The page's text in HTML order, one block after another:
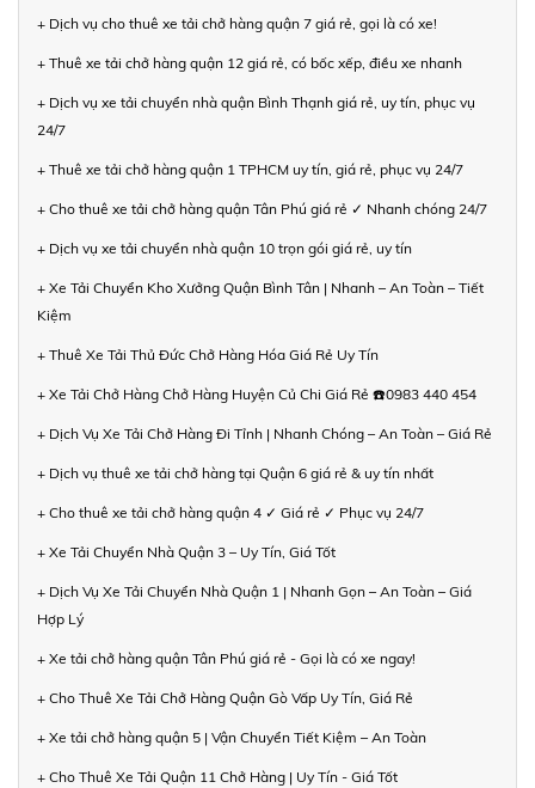
+ Dịch vụ cho thuê xe tải chở hàng quận 7 giá rẻ, gọi là có xe!
+ Thuê xe tải chở hàng quận 12 giá rẻ, có bốc xếp, điều xe nhanh
+ Dịch vụ xe tải chuyển nhà quận Bình Thạnh giá rẻ, uy tín, phục vụ
24/7
+ Thuê xe tải chở hàng quận 1 TPHCM uy tín, giá rẻ, phục vụ 24/7
+ Cho thuê xe tải chở hàng quận Tân Phú giá rẻ ✓ Nhanh chóng 24/7
+ Dịch vụ xe tải chuyển nhà quận 10 trọn gói giá rẻ, uy tín
+ Xe Tải Chuyển Kho Xưởng Quận Bình Tân | Nhanh – An Toàn – Tiết
Kiệm
+ Thuê Xe Tải Thủ Đức Chở Hàng Hóa Giá Rẻ Uy Tín
+ Xe Tải Chở Hàng Chở Hàng Huyện Củ Chi Giá Rẻ ☎️0983 440 454
+ Dịch Vụ Xe Tải Chở Hàng Đi Tỉnh | Nhanh Chóng – An Toàn – Giá Rẻ
+ Dịch vụ thuê xe tải chở hàng tại Quận 6 giá rẻ & uy tín nhất
+ Cho thuê xe tải chở hàng quận 4 ✓ Giá rẻ ✓ Phục vụ 24/7
+ Xe Tải Chuyển Nhà Quận 3 – Uy Tín, Giá Tốt
+ Dịch Vụ Xe Tải Chuyển Nhà Quận 1 | Nhanh Gọn – An Toàn – Giá
Hợp Lý
+ Xe tải chở hàng quận Tân Phú giá rẻ - Gọi là có xe ngay!
+ Cho Thuê Xe Tải Chở Hàng Quận Gò Vấp Uy Tín, Giá Rẻ
+ Xe tải chở hàng quận 5 | Vận Chuyển Tiết Kiệm – An Toàn
+ Cho Thuê Xe Tải Quận 11 Chở Hàng | Uy Tín - Giá Tốt